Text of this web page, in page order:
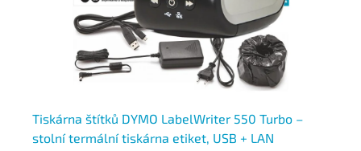
Tiskárna štítků DYMO LabelWriter 550 Turbo –
stolní termální tiskárna etiket, USB + LAN